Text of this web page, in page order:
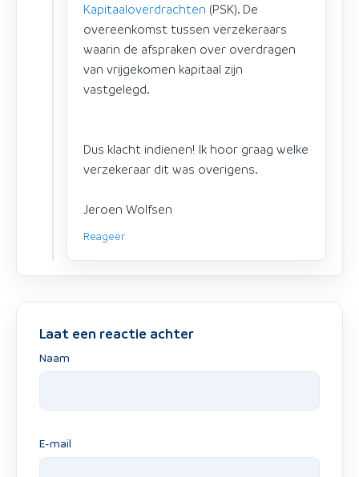
Kapitaaloverdrachten (PSK). De
overeenkomst tussen verzekeraars
waarin de afspraken over overdragen
van vrijgekomen kapitaal zijn
vastgelegd.
Dus klacht indienen! Ik hoor graag welke
verzekeraar dit was overigens.
Jeroen Wolfsen
Reageer
Laat een reactie achter
Naam
E-mail